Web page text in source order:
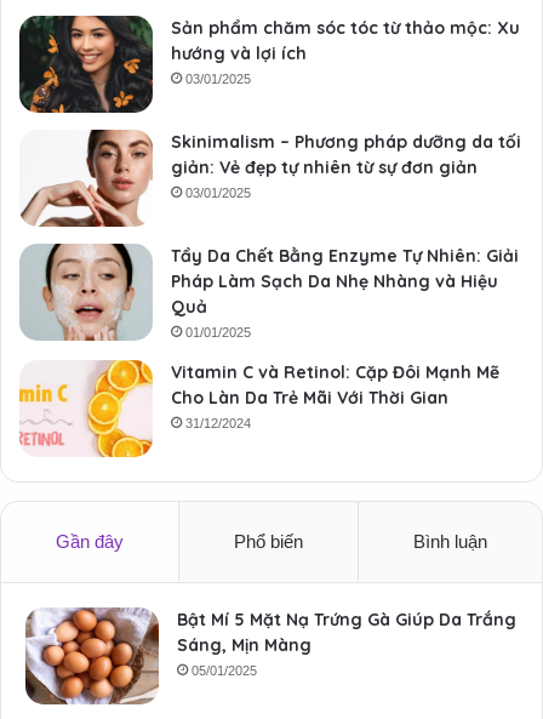
Sản phẩm chăm sóc tóc từ thảo mộc: Xu
hướng và lợi ích
03/01/2025
Skinimalism – Phương pháp dưỡng da tối
giản: Vẻ đẹp tự nhiên từ sự đơn giản
03/01/2025
Tẩy Da Chết Bằng Enzyme Tự Nhiên: Giải
Pháp Làm Sạch Da Nhẹ Nhàng và Hiệu
Quả
01/01/2025
Vitamin C và Retinol: Cặp Đôi Mạnh Mẽ
Cho Làn Da Trẻ Mãi Với Thời Gian
31/12/2024
Gần đây Phổ biến Bình luận
Bật Mí 5 Mặt Nạ Trứng Gà Giúp Da Trắng
Sáng, Mịn Màng
05/01/2025